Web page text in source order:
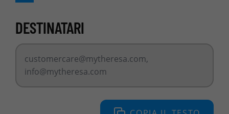
DESTINATARI
customercare@mytheresa.com,
info@mytheresa.com